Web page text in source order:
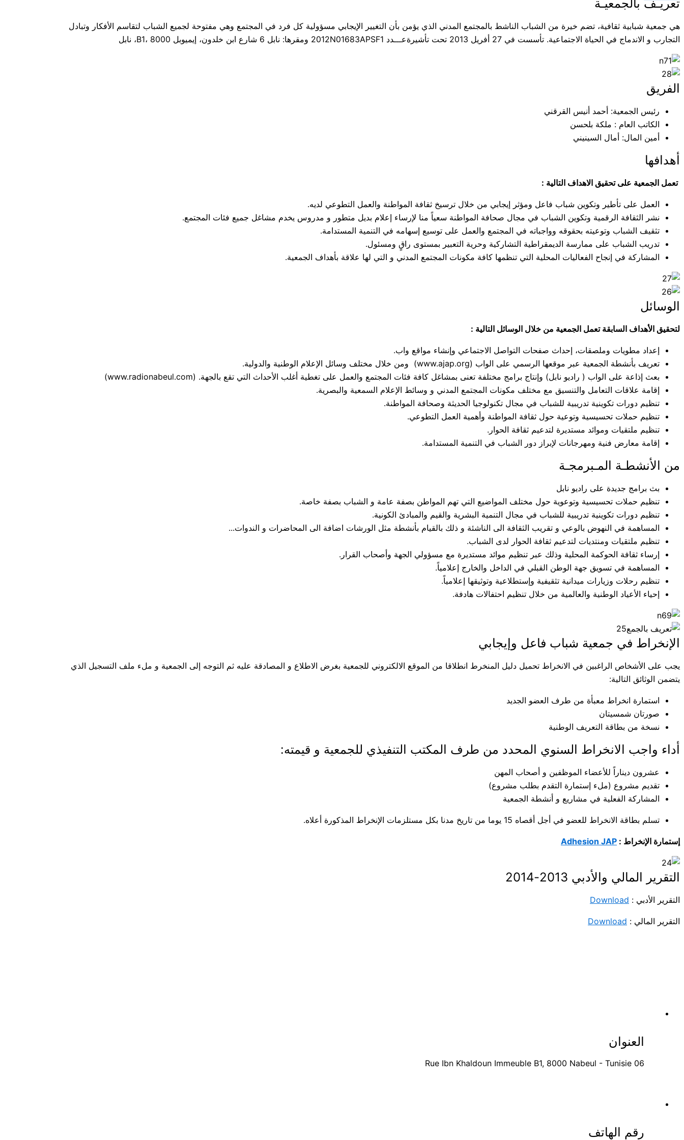
تعريـف بالجمعيـة
هي جمعية شبابية ثقافية، تضم خيرة من الشباب الناشط بالمجتمع المدني الذي يؤمن بأن التغيير الإيجابي مسؤولية كل فرد في المجتمع وهي مفتوحة لجميع الشباب لتقاسم الأفكار وتبادل
التجارب و الاندماج في الحياة الاجتماعية. تأسست في 27 أفريل 2013 تحت تأشيرةعـــدد 2012N01683APSF1 ومقرها: نابل 6 شارع ابن خلدون، إيميوبل B1، 8000، نابل
الفريق
رئيس الجمعية: أحمد أنيس القرقني
الكاتب العام : ملكة بلحسن
أمين المال: أمال السينيني
أهدافها
تعمل الجمعية على تحقيق الاهداف التالية :
العمل على تأطير وتكوين شباب فاعل ومؤثر إيجابي من خلال ترسيخ ثقافة المواطنة والعمل التطوعي لديه.
نشر الثقافة الرقمية وتكوين الشباب في مجال صحافة المواطنة سعياً منا لإرساء إعلام بديل متطور و مدروس يخدم مشاغل جميع فئات المجتمع.
تثقيف الشباب وتوعيته بحقوقه وواجباته في المجتمع والعمل على توسيع إسهامه في التنمية المستدامة.
تدريب الشباب على ممارسة الديمقراطية التشاركية وحرية التعبير بمستوى راقٍ ومسئول.
المشاركة في إنجاح الفعاليات المحلية التي تنظمها كافة مكونات المجتمع المدني و التي لها علاقة بأهداف الجمعية.
الوسائل
لتحقيق الأهداف السابقة تعمل الجمعية من خلال الوسائل التالية :
إعداد مطويات وملصقات، إحداث صفحات التواصل الاجتماعي وإنشاء مواقع واب.
تعريف بأنشطة الجمعية عبر موقعها الرسمي على الواب (www.ajap.org) ومن خلال مختلف وسائل الإعلام الوطنية والدولية.
بعث إذاعة على الواب ( راديو نابل) وإنتاج برامج مختلفة تعنى بمشاغل كافة فئات المجتمع والعمل على تغطية أغلب الأحداث التي تقع بالجهة. (www.radionabeul.com)
إقامة علاقات التعامل والتنسيق مع مختلف مكونات المجتمع المدني و وسائط الإعلام السمعية والبصرية.
تنظيم دورات تكوينية تدريبية للشباب في مجال تكنولوجيا الحديثة وصحافة المواطنة.
تنظيم حملات تحسيسية وتوعية حول ثقافة المواطنة وأهمية العمل التطوعي.
تنظيم ملتقيات وموائد مستديرة لتدعيم ثقافة الحوار.
إقامة معارض فنية ومهرجانات لإبراز دور الشباب في التنمية المستدامة.
من الأنشطـة المـبرمجـة
بث برامج جديدة على راديو نابل
تنظيم حملات تحسيسية وتوعوية حول مختلف المواضيع التي تهم المواطن بصفة عامة و الشباب بصفة خاصة.
تنظيم دورات تكوينية تدريبية للشباب في مجال التنمية البشرية والقيم والمبادئ الكونية.
المساهمة في النهوض بالوعي و تقريب الثقافة الى الناشئة و ذلك بالقيام بأنشطة مثل الورشات اضافة الى المحاضرات و الندوات...
تنظيم ملتقيات ومنتديات لتدعيم ثقافة الحوار لدى الشباب.
إرساء ثقافة الحوكمة المحلية وذلك عبر تنظيم موائد مستديرة مع مسؤولي الجهة وأصحاب القرار.
المساهمة في تسويق جهة الوطن القبلي في الداخل والخارج إعلامياً.
تنظيم رحلات وزيارات ميدانية تثقيفية وإستطلاعية وتوثيقها إعلامياً.
إحياء الأعياد الوطنية والعالمية من خلال تنظيم احتفالات هادفة.
الإنخراط في جمعية شباب فاعل وإيجابي
يجب على الأشخاص الراغبين في الانخراط تحميل دليل المنخرط انطلاقا من الموقع الالكتروني للجمعية بغرض الاطلاع و المصادقة عليه ثم التوجه إلى الجمعية و ملء ملف التسجيل الذي
يتضمن الوثائق التالية:
استمارة انخراط معبأة من طرف العضو الجديد
صورتان شمسيتان
نسخة من بطاقة التعريف الوطنية
أداء واجب الانخراط السنوي المحدد من طرف المكتب التنفيذي للجمعية و قيمته:
عشرون ديناراً للأعضاء الموظفين و أصحاب المهن
تقديم مشروع (ملء إستمارة التقدم بطلب مشروع)
المشاركة الفعلية في مشاريع و أنشطة الجمعية
تسلم بطاقة الانخراط للعضو في أجل أقصاه 15 يوما من تاريخ مدنا بكل مستلزمات الإنخراط المذكورة أعلاه.
إستمارة الإنخراط : Adhesion JAP
التقرير المالي والأدبي 2013-2014
التقرير الأدبي : Download
التقرير المالي : Download
العنوان
06 Rue Ibn Khaldoun Immeuble B1, 8000 Nabeul - Tunisie
رقم الهاتف